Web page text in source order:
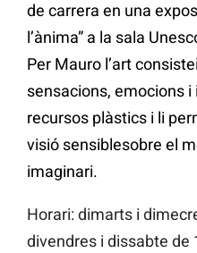
de carrera en una
l’ànima” a la sala
Per Mauro l’art
sensacions, emocions i
recursos plàstics i li
visió sensiblesobre el
imaginari.
Horari: dimarts i
divendres i dissabte de